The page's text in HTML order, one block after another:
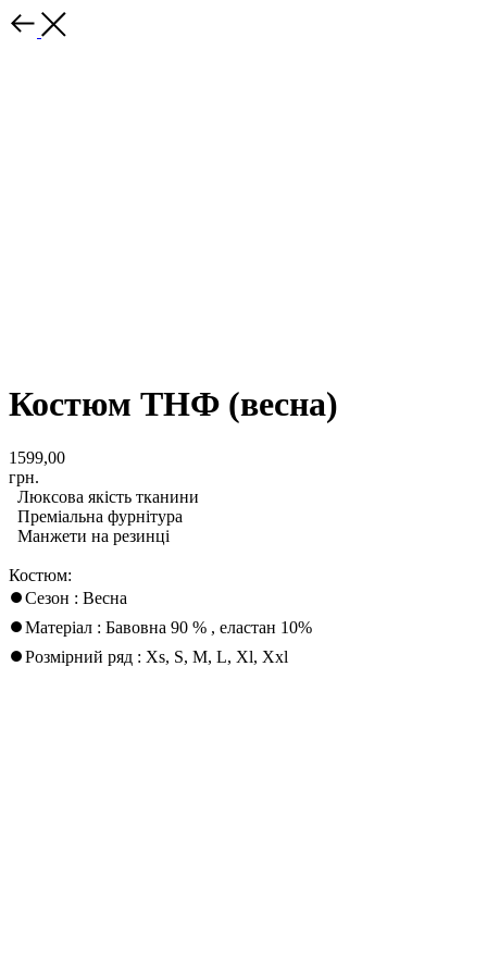
Костюм ТНФ (весна)
1599,00
грн.
Люксова якість тканини
Преміальна фурнітура
Манжети на резинці
Костюм:
⏺Сезон : Весна
⏺Матеріал : Бавовна 90 % , еластан 10%
⏺Розмірний ряд : Xs, S, M, L, Xl, Xxl